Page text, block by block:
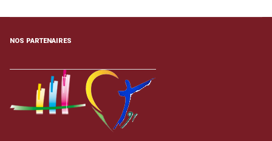
NOS PARTENAIRES